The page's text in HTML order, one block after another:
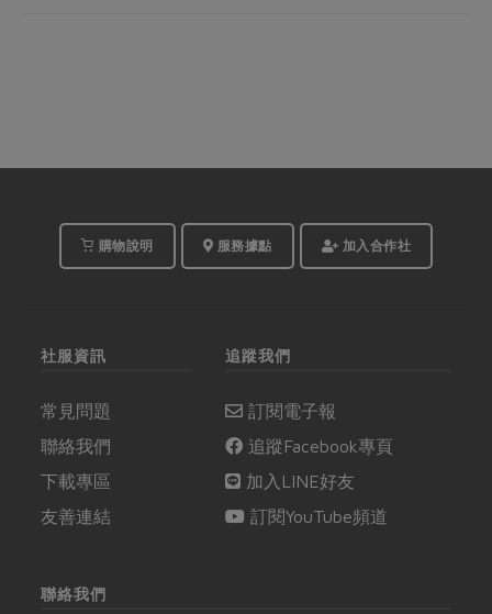
購物說明 服務據點 加入合作社
社服資訊
常見問題
聯絡我們
下載專區
友善連結
追蹤我們
訂閱電子報
追蹤Facebook專頁
加入LINE好友
訂閱YouTube頻道
聯絡我們